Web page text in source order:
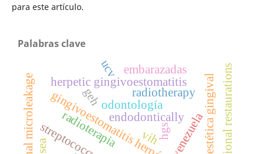
para este artículo.
Palabras clave
geh
herpetic gingivoestomatitis
hgs
coronal microleakage provisional restaurations
endodontically
odontología
venezuela
ucv
estética gingival
radioterapia
radiotherapy
embarazadas
vih